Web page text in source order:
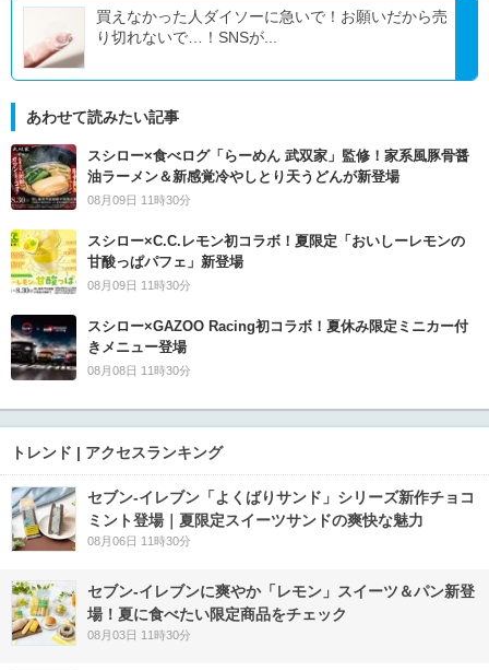
買えなかった人ダイソーに急いで！お願いだから売
り切れないで…！SNSが...
あわせて読みたい記事
スシロー×食べログ「らーめん 武双家」監修！家系風豚骨醤
油ラーメン＆新感覚冷やしとり天うどんが新登場
08月09日 11時30分
スシロー×C.C.レモン初コラボ！夏限定「おいしーレモンの
甘酸っぱパフェ」新登場
08月09日 11時30分
スシロー×GAZOO Racing初コラボ！夏休み限定ミニカー付
きメニュー登場
08月08日 11時30分
トレンド | アクセスランキング
セブン‐イレブン「よくばりサンド」シリーズ新作チョコ
ミント登場｜夏限定スイーツサンドの爽快な魅力
08月06日 11時30分
セブン‐イレブンに爽やか「レモン」スイーツ＆パン新登
場！夏に食べたい限定商品をチェック
08月03日 11時30分